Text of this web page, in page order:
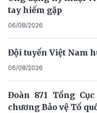
tay hiếm gặp
06/08/2026
Đội tuyển Việt Nam
06/08/2026
Đoàn 871 Tổng
chương Bảo vệ Tổ